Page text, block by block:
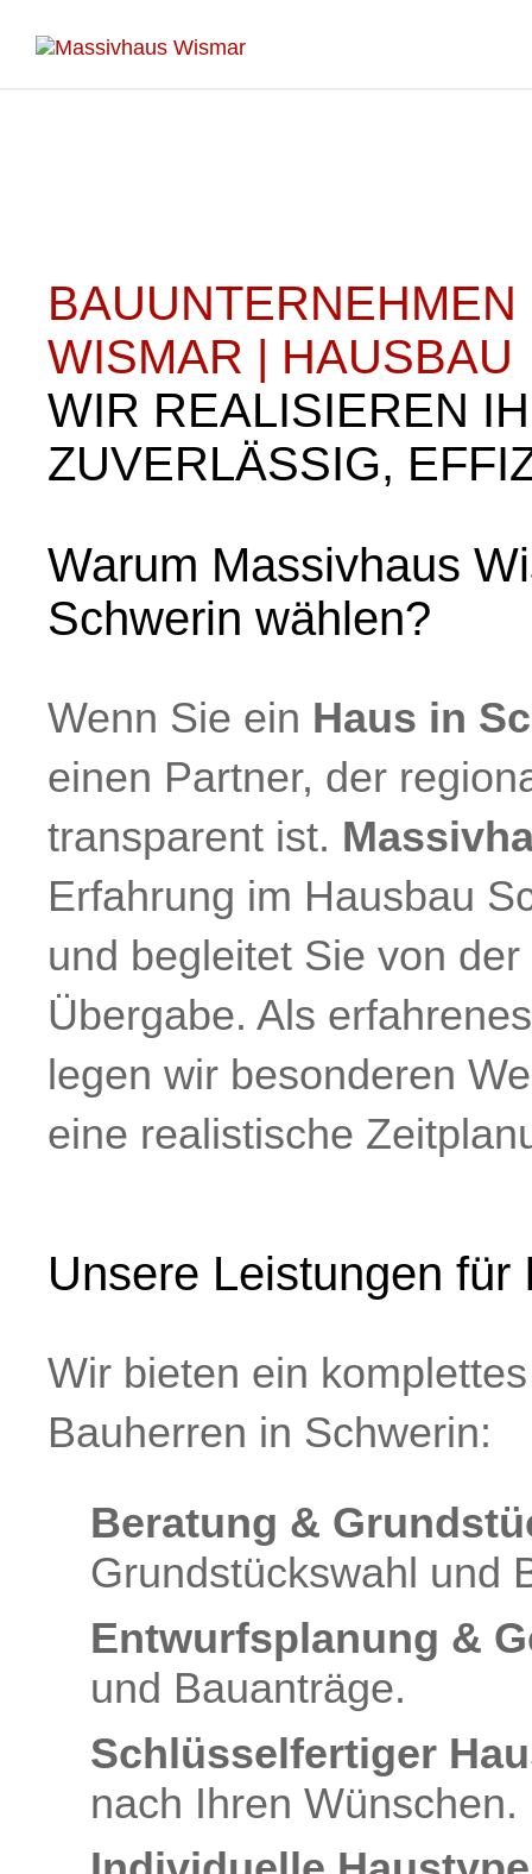
WISMAR | HAUSBAU
WIR REALISIEREN
ZUVERLÄSSIG,
Warum Massivhaus
Schwerin wählen?
Wenn Sie ein Haus in
einen Partner, der
transparent ist.
Erfahrung im Hausbau
und begleitet Sie von
Übergabe. Als
legen wir besonderen
eine realistische
Unsere Leistungen
Wir bieten ein
Bauherren in Schwerin:
Beratung &
Grundstückswahl und
Entwurfsplanung &
und Bauanträge.
Schlüsselfertiger
nach Ihren Wünschen.